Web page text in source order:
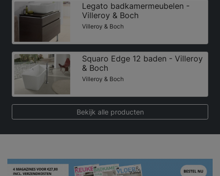
Legato badkamermeubelen -
Villeroy & Boch
Villeroy & Boch
Squaro Edge 12 baden - Villeroy
& Boch
Villeroy & Boch
Bekijk alle producten